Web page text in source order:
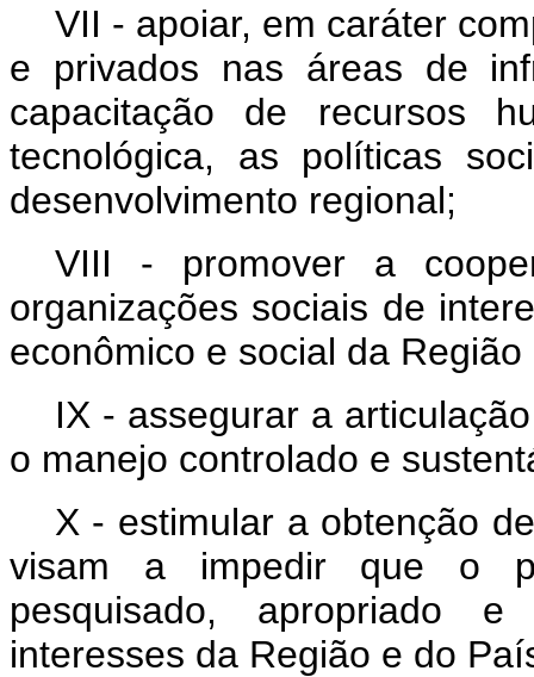
VII - apoiar, em caráter
e privados nas áreas de
capacitação de recursos
tecnológica, as políticas
desenvolvimento regional;
VIII - promover a
organizações sociais de
econômico e social da
IX - assegurar a
o manejo controlado e
X - estimular a obtenção
visam a impedir que o
pesquisado, apropriado
interesses da Região e do